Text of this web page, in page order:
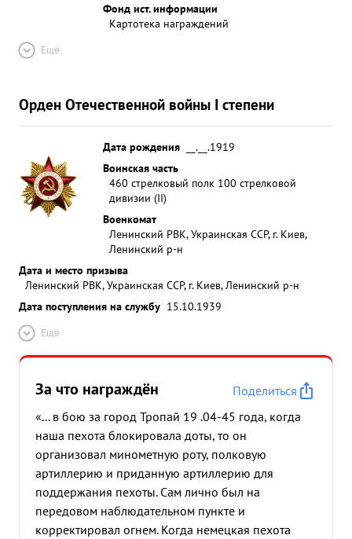
Фонд ист. информации
Картотека награждений
Ещё
Орден Отечественной войны I степени
Дата рождения
__.__.1919
Воинская часть
460 стрелковый полк 100 стрелковой
дивизии (II)
Военкомат
Ленинский РВК, Украинская ССР, г. Киев,
Ленинский р-н
Дата и место призыва
Ленинский РВК, Украинская ССР, г. Киев, Ленинский р-н
Дата поступления на службу 15.10.1939
Ещё
За что награждён
Поделиться
«... в бою за город Тропай 19 .04-45 года, когда
наша пехота блокировала доты, то он
организовал минометную роту, полковую
артиллерию и приданную артиллерию для
поддержания пехоты. Сам лично был на
передовом наблюдательном пункте и
корректировал огнем. Когда немецкая пехота